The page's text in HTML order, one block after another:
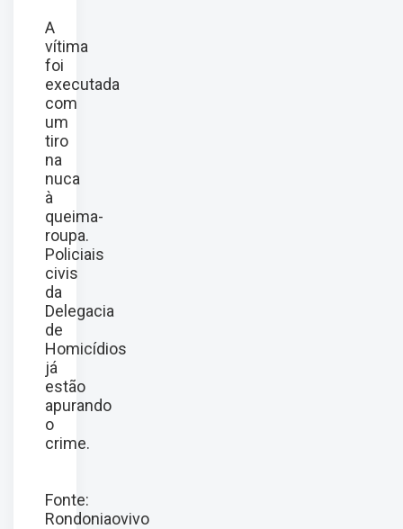
A
vítima
foi
executada
com
um
tiro
na
nuca
à
queima-
roupa.
Policiais
civis
da
Delegacia
de
Homicídios
já
estão
apurando
o
crime.
Fonte:
Rondoniaovivo